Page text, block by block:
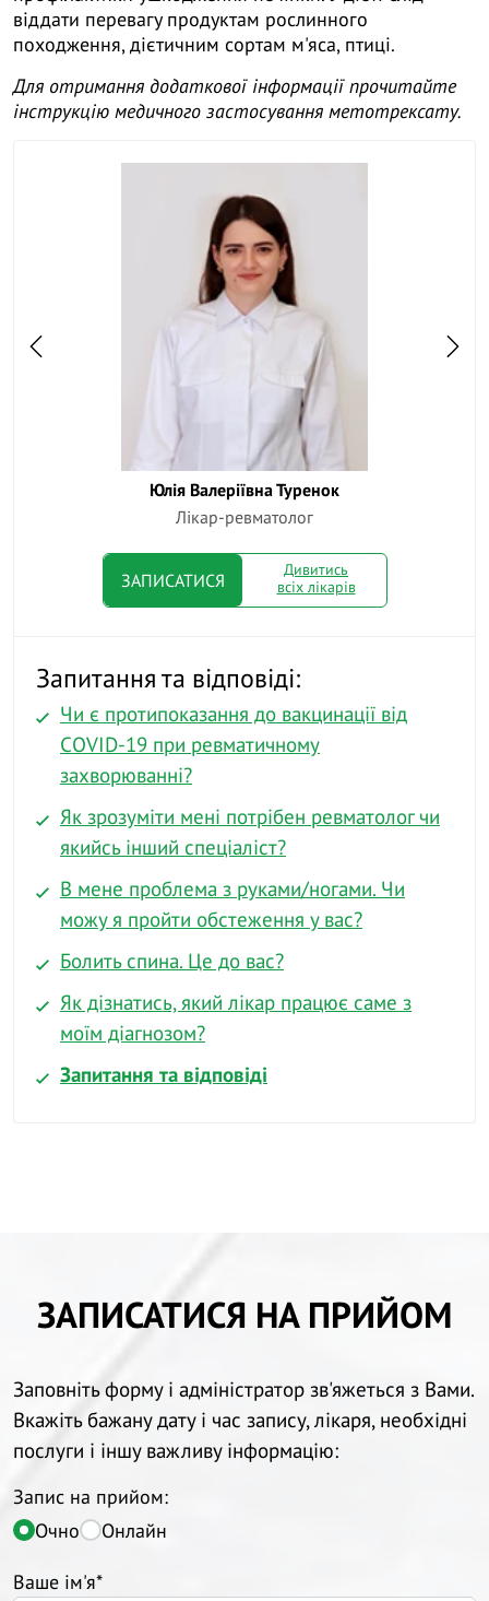
Юлія Валеріївна Туренок
Лікар-ревматолог
ЗАПИСАТИСЯ
Дивитись
всіх лікарів
Запитання та відповіді:
Чи є протипоказання до вакцинації від
COVID-19 при ревматичному
захворюванні?
Як зрозуміти мені потрібен ревматолог чи
якийсь інший спеціаліст?
В мене проблема з руками/ногами. Чи
можу я пройти обстеження у вас?
Болить спина. Це до вас?
Як дізнатись, який лікар працює саме з
моїм діагнозом?
Запитання та відповіді
віддати перевагу продуктам рослинного
походження, дієтичним сортам м'яса, птиці.
Для отримання додаткової інформації прочитайте
інструкцію медичного застосування метотрексату.
ЗАПИСАТИСЯ НА ПРИЙОМ
Заповніть форму і адміністратор зв'яжеться з Вами.
Вкажіть бажану дату і час запису, лікаря, необхідні
послуги і іншу важливу інформацію:
Запис на прийом:
Очно
Онлайн
Ваше ім'я*